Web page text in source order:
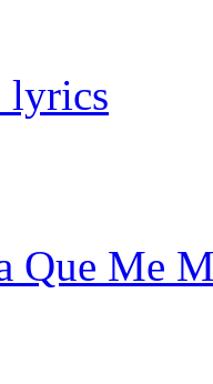
lyrics
Que Me